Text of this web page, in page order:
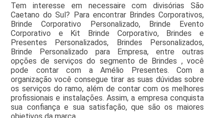
Tem interesse em necessaire com divisórias São
Caetano do Sul? Para encontrar Brindes Corporativos,
Brinde Corporativo Personalizado, Brinde Evento
Corporativo e Kit Brinde Corporativo, Brindes e
Presentes Personalizados, Brindes Personalizados,
Brinde Personalizado para Empresa, entre outras
opções de serviços do segmento de Brindes , você
pode contar com a Amélio Presentes. Com a
organização você consegue tirar as suas dúvidas sobre
os serviços do ramo, além de contar com os melhores
profissionais e instalações. Assim, a empresa conquista
sua confiança e sua satisfação, que são os maiores